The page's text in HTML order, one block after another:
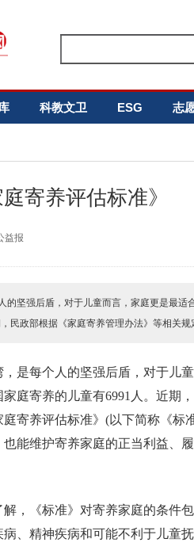
科教文卫 ESG 志
寄养评估标准》
益报
的坚强后盾，对于儿童而言，家庭更是最适
民政部根据《家庭寄养管理办法》等相关
是每个人的坚强后盾，对于儿
庭寄养的儿童有6991人。近期
寄养评估标准》(以下简称《标
能维护寄养家庭的正当利益、
，《标准》对寄养家庭的条件
、精神疾病和可能不利于儿童